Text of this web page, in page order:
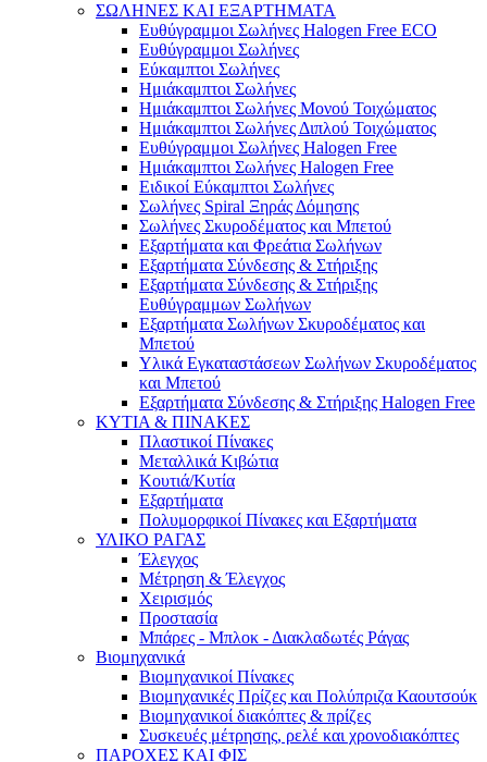
ΣΩΛΗΝΕΣ ΚΑΙ ΕΞΑΡΤΗΜΑΤΑ
Ευθύγραμμοι Σωλήνες Halogen Free ECO
Ευθύγραμμοι Σωλήνες
Εύκαμπτοι Σωλήνες
Ημιάκαμπτοι Σωλήνες
Ημιάκαμπτοι Σωλήνες Μονού Τοιχώματος
Ημιάκαμπτοι Σωλήνες Διπλού Τοιχώματος
Ευθύγραμμοι Σωλήνες Halogen Free
Ημιάκαμπτοι Σωλήνες Halogen Free
Ειδικοί Εύκαμπτοι Σωλήνες
Σωλήνες Spiral Ξηράς Δόμησης
Σωλήνες Σκυροδέματος και Μπετού
Εξαρτήματα και Φρεάτια Σωλήνων
Εξαρτήματα Σύνδεσης & Στήριξης
Εξαρτήματα Σύνδεσης & Στήριξης
Ευθύγραμμων Σωλήνων
Εξαρτήματα Σωλήνων Σκυροδέματος και
Μπετού
Υλικά Εγκαταστάσεων Σωλήνων Σκυροδέματος
και Μπετού
Εξαρτήματα Σύνδεσης & Στήριξης Halogen Free
ΚΥΤΙΑ & ΠΙΝΑΚΕΣ
Πλαστικοί Πίνακες
Μεταλλικά Κιβώτια
Κουτιά/Κυτία
Εξαρτήματα
Πολυμορφικοί Πίνακες και Εξαρτήματα
ΥΛΙΚΟ ΡΑΓΑΣ
Έλεγχος
Μέτρηση & Έλεγχος
Χειρισμός
Προστασία
Μπάρες - Μπλοκ - Διακλαδωτές Ράγας
Βιομηχανικά
Βιομηχανικοί Πίνακες
Βιομηχανικές Πρίζες και Πολύπριζα Καουτσούκ
Βιομηχανικοί διακόπτες & πρίζες
Συσκευές μέτρησης, ρελέ και χρονοδιακόπτες
ΠΑΡΟΧΕΣ ΚΑΙ ΦΙΣ